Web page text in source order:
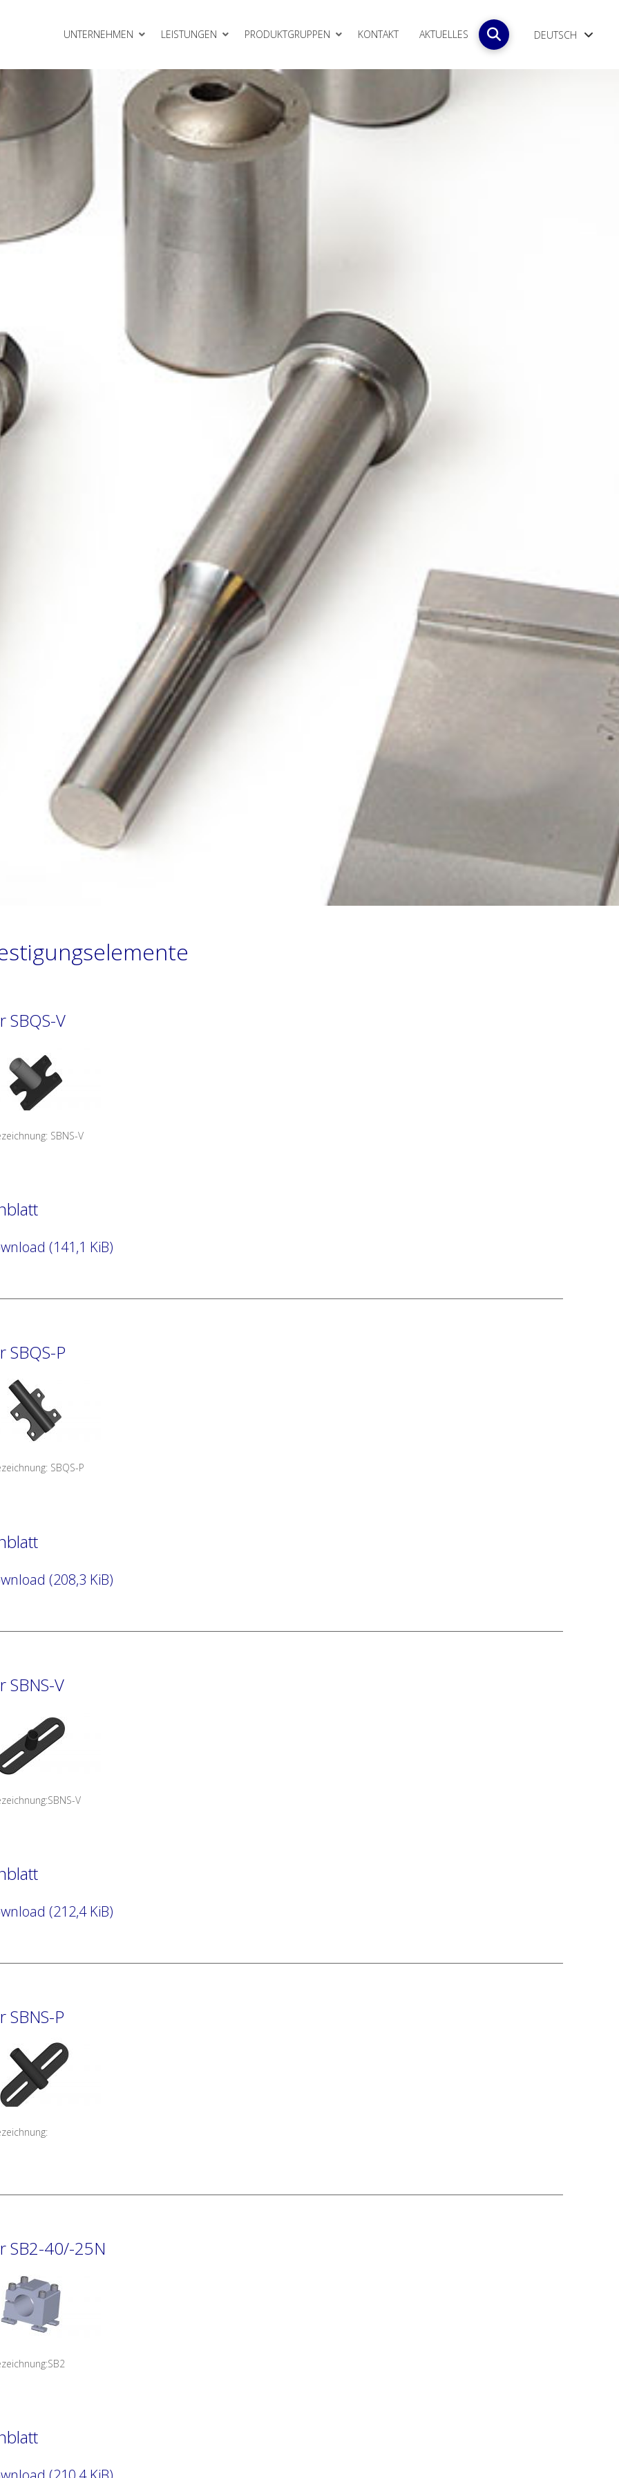
UNTERNEHMEN LEISTUNGEN PRODUKTGRUPPEN
Gleitelemente
Rollbieger
Zubehör
KONTAKT AKTUELLES DEUTSCH
SBQS-V
SBNS-V
(141,1 KiB)
SBQS-P
SBQS-P
(208,3 KiB)
SBNS-V
V
(212,4 KiB)
SBNS-P
SB2-40/-25N